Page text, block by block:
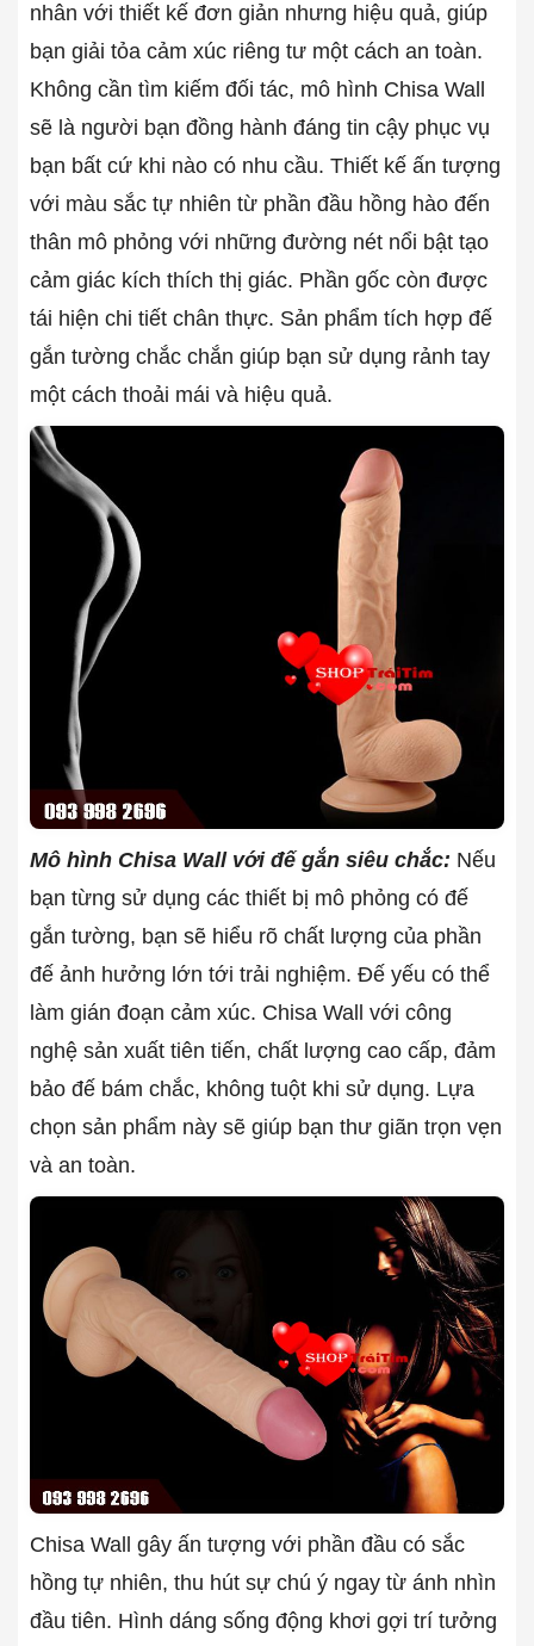
nhân với thiết kế đơn giản nhưng hiệu quả, giúp
bạn giải tỏa cảm xúc riêng tư một cách an toàn.
Không cần tìm kiếm đối tác, mô hình Chisa Wall
sẽ là người bạn đồng hành đáng tin cậy phục vụ
bạn bất cứ khi nào có nhu cầu. Thiết kế ấn tượng
với màu sắc tự nhiên từ phần đầu hồng hào đến
thân mô phỏng với những đường nét nổi bật tạo
cảm giác kích thích thị giác. Phần gốc còn được
tái hiện chi tiết chân thực. Sản phẩm tích hợp đế
gắn tường chắc chắn giúp bạn sử dụng rảnh tay
một cách thoải mái và hiệu quả.
Mô hình Chisa Wall với đế gắn siêu chắc: Nếu
bạn từng sử dụng các thiết bị mô phỏng có đế
gắn tường, bạn sẽ hiểu rõ chất lượng của phần
đế ảnh hưởng lớn tới trải nghiệm. Đế yếu có thể
làm gián đoạn cảm xúc. Chisa Wall với công
nghệ sản xuất tiên tiến, chất lượng cao cấp, đảm
bảo đế bám chắc, không tuột khi sử dụng. Lựa
chọn sản phẩm này sẽ giúp bạn thư giãn trọn vẹn
và an toàn.
Chisa Wall gây ấn tượng với phần đầu có sắc
hồng tự nhiên, thu hút sự chú ý ngay từ ánh nhìn
đầu tiên. Hình dáng sống động khơi gợi trí tưởng